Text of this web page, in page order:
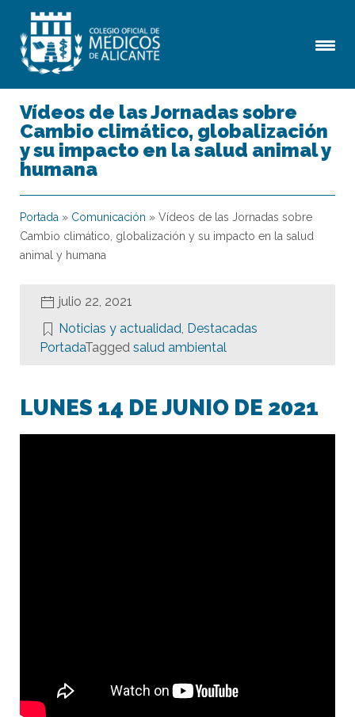
Vídeos de las Jornadas sobre
Cambio climático, globalización
y su impacto en la salud animal y
humana
Portada » Comunicación » Vídeos de las Jornadas sobre
Cambio climático, globalización y su impacto en la salud
animal y humana
julio 22, 2021
Noticias y actualidad, Destacadas
PortadaTagged salud ambiental
LUNES 14 DE JUNIO DE 2021